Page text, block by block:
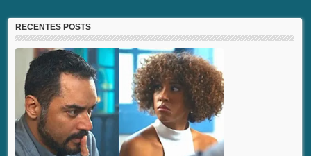
RECENTES POSTS